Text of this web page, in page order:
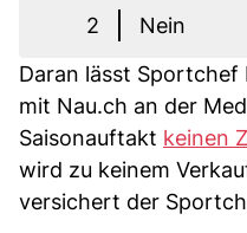
2
Nein
Daran lässt Sportchef
mit Nau.ch an der
Saisonauftakt keinen
wird zu keinem
versichert der